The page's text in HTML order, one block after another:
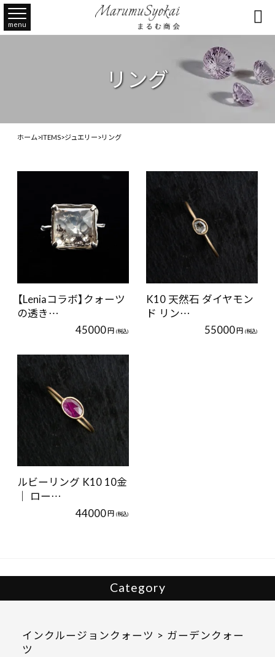
menu 
リング
ホーム>ITEMS>ジュエリー>リング
【Leniaコラボ】クォーツ
の透き…
45000円 (税込)
K10 天然石 ダイヤモン
ド リン…
55000円 (税込)
ルビーリング K10 10金
｜ ロー…
44000円 (税込)
Category
インクルージョンクォーツ > ガーデンクォー
ツ